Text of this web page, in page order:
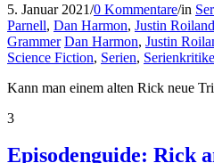
5. Januar 2021/0 Kommentare/in
Parnell, Dan Harmon, Justin Roiland
Grammer Dan Harmon, Justin
Science Fiction, Serien,
Kann man einem alten Rick neue
3
Episodenguide: Rick